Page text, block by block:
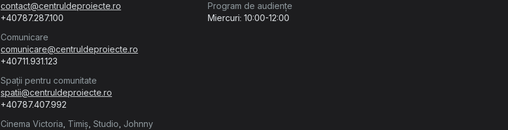
contact@centruldeproiecte.ro
+40787.287.100
Comunicare
comunicare@centruldeproiecte.ro
+40711.931.123
Spații pentru comunitate
spatii@centruldeproiecte.ro
+40787.407.992
Cinema Victoria, Timiș, Studio, Johnny
Program de audiențe
Miercuri: 10:00-12:00